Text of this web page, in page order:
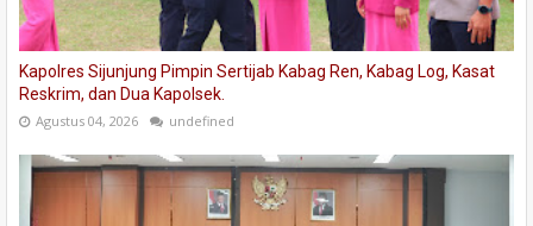
Kapolres Sijunjung Pimpin Sertijab Kabag Ren, Kabag Log, Kasat
Reskrim, dan Dua Kapolsek.
Agustus 04, 2026 undefined